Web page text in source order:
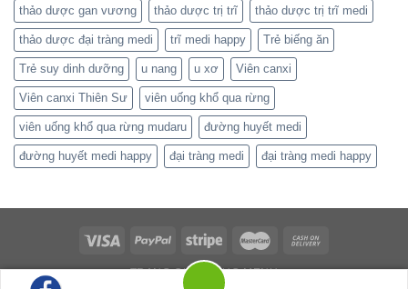
thảo dược gan vương thảo dược trị trĩ thảo dược trị trĩ medi
thảo dược đại tràng medi trĩ medi happy Trẻ biếng ăn
Trẻ suy dinh dưỡng u nang u xơ Viên canxi
Viên canxi Thiên Sư viên uống khổ qua rừng
viên uống khổ qua rừng mudaru đường huyết medi
đường huyết medi happy đại tràng medi đại tràng medi happy
TRANG CHỦ MỤC MENU